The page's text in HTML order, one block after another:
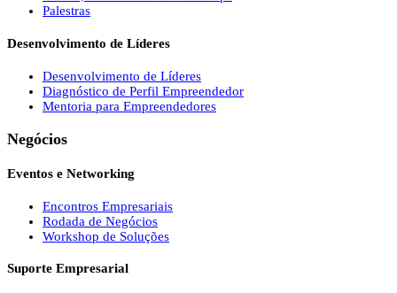
Palestras
Desenvolvimento de Líderes
Desenvolvimento de Líderes
Diagnóstico de Perfil Empreendedor
Mentoria para Empreendedores
Negócios
Eventos e Networking
Encontros Empresariais
Rodada de Negócios
Workshop de Soluções
Suporte Empresarial